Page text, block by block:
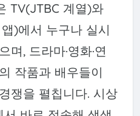
TV(JTBC 계열)와
)에서 누구나 실시
, 드라마·영화·연
작품과 배우들이
쟁을 펼칩니다. 시상